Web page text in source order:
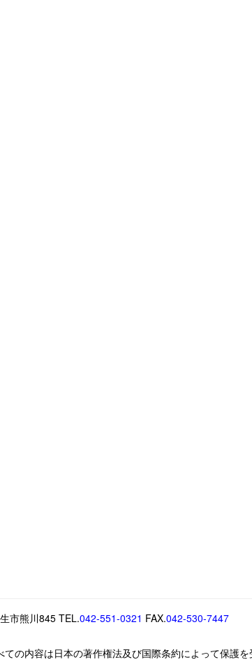
市熊川845 TEL.042-551-0321 FAX.042-530-7447
内容は日本の著作権法及び国際条約によって保護を